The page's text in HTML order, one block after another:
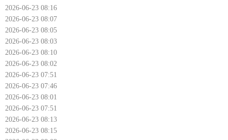
2026-06-23 08:16
2026-06-23 08:07
2026-06-23 08:05
2026-06-23 08:03
2026-06-23 08:10
2026-06-23 08:02
2026-06-23 07:51
2026-06-23 07:46
2026-06-23 08:01
2026-06-23 07:51
2026-06-23 08:13
2026-06-23 08:15